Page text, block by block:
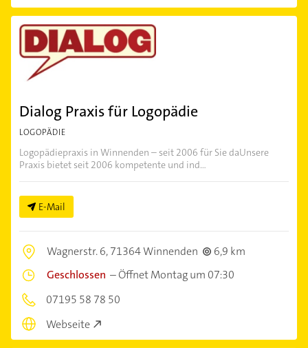
Dialog Praxis für Logopädie
LOGOPÄDIE
Logopädiepraxis in Winnenden – seit 2006 für Sie daUnsere
Praxis bietet seit 2006 kompetente und ind...
E-Mail
Wagnerstr. 6,71364 Winnenden
6,9 km
Geschlossen –Öffnet Montag um 07:30
07195 58 78 50
Webseite